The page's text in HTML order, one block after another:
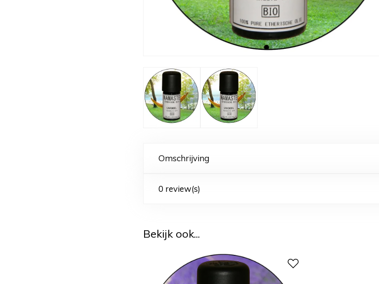
Omschrijving
0 review(s)
Bekijk ook...